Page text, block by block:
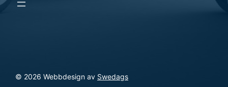
© 2026 Webbdesign av Swedags